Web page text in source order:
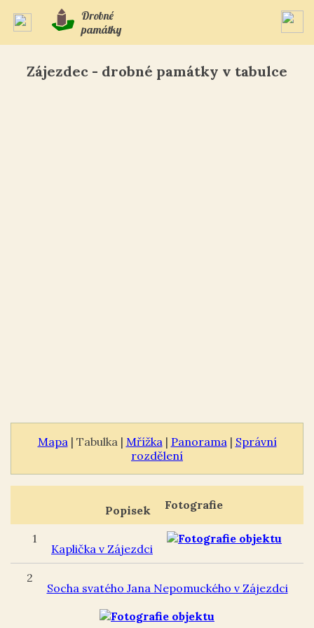
Drobné
památky
Zájezdec - drobné památky v tabulce
Mapa | Tabulka | Mřížka | Panorama | Správní
rozdělení
Popisek Fotografie
1
Kaplička v Zájezdci
2
Socha svatého Jana Nepomuckého v Zájezdci